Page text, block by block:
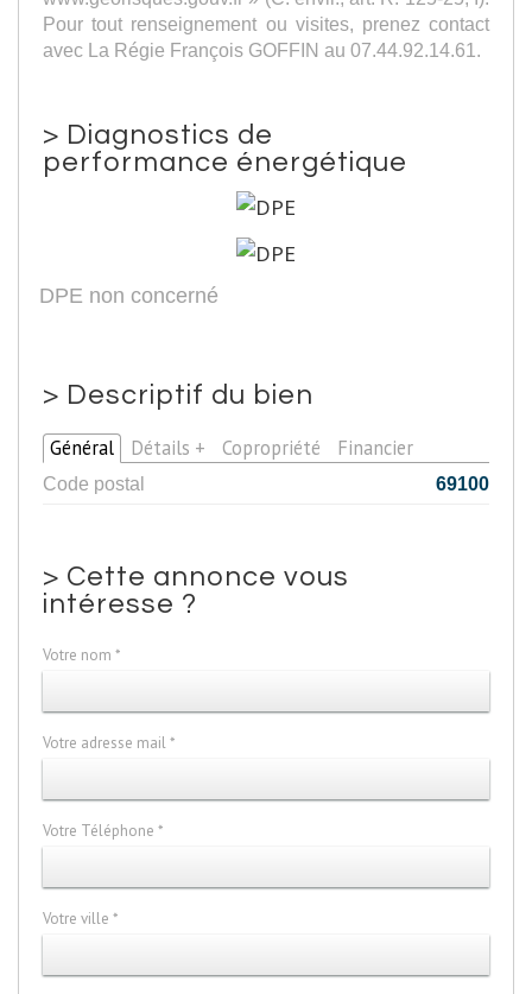
Pour tout renseignement ou visites, prenez contact
avec La Régie François GOFFIN au 07.44.92.14.61.
> Diagnostics de
performance énergétique
DPE non concerné
> Descriptif du bien
Général Détails + Copropriété Financier
Code postal 69100
> Cette annonce vous
intéresse ?
Votre nom *
Votre adresse mail *
Votre Téléphone *
Votre ville *